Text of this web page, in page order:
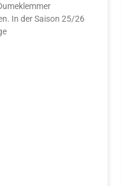
In der Saison 25/26